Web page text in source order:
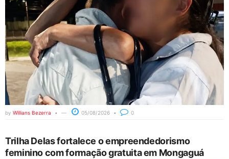
by Willians Bezerra 05/08/2026 0
Trilha Delas fortalece o empreendedorismo
feminino com formação gratuita em Mongaguá